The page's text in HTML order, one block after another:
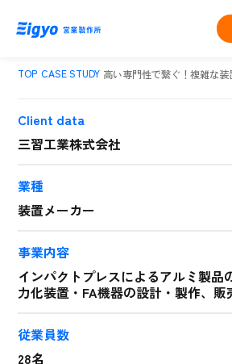
TOP CASE STUDY 高い専門性で繋ぐ！複雑な装
Client data
三習工業株式会社
業種
装置メーカー
事業内容
インパクトプレスによるアルミ製品
力化装置・FA機器の設計・製作、販
従業員数
28名